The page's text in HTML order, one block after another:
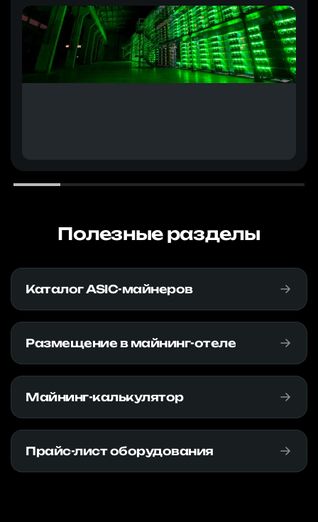
Полезные разделы
Каталог ASIC-майнеров
Размещение в майнинг-отеле
Майнинг-калькулятор
Прайс-лист оборудования